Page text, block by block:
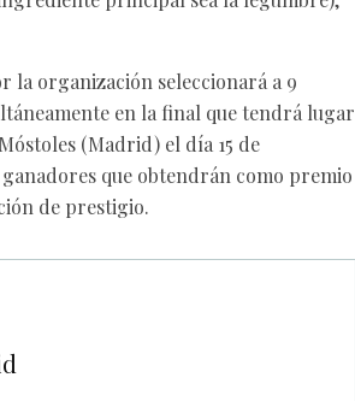
la organización seleccionará a 9
en la final que tendrá lugar
(Madrid) el día 15 de
que obtendrán como premio
de prestigio.